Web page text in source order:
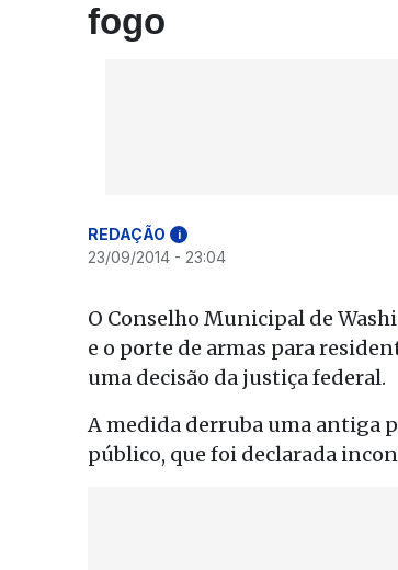
fogo
REDAÇÃO i
23/09/2014 - 23:04
O Conselho Municipal de
e o porte de armas para
uma decisão da justiça federal.
A medida derruba uma antiga
público, que foi declarada